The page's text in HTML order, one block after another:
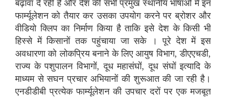
बढ़ावा दे रही है और देश की सभी प्रमुख स्थानीय भाषाओं में इन
फार्म्यूलेशन को तैयार कर उसका उपयोग करने पर ब्रोशर और
वीडियो क्लिप का निर्माण किया है ताकि इसे देश के किसी भी
हिस्से में किसानों तक पहुंचाया जा सके । पूरे देश में इस
अवधारणा को लोकप्रिय बनाने के लिए आयुष विभाग, डीएएचडी,
राज्य के पशुपालन विभागों, दूध महासंघों, दूध संघों इत्यादि के
माध्यम से सघन प्रचार अभियानों की शुरूआत की जा रही है।
एनडीडीबी प्रत्येक फार्म्यूलेशन की उपचार दरों पर एक मजबूत